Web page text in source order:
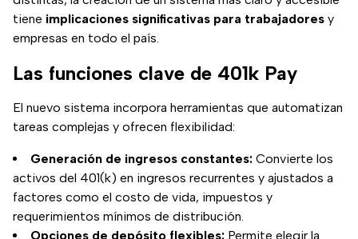
tiene implicaciones significativas para trabajadores y
empresas en todo el país.
Las funciones clave de 401k Pay
El nuevo sistema incorpora herramientas que automatizan
tareas complejas y ofrecen flexibilidad:
Generación de ingresos constantes: Convierte los
activos del 401(k) en ingresos recurrentes y ajustados a
factores como el costo de vida, impuestos y
requerimientos mínimos de distribución.
Opciones de depósito flexibles: Permite elegir la